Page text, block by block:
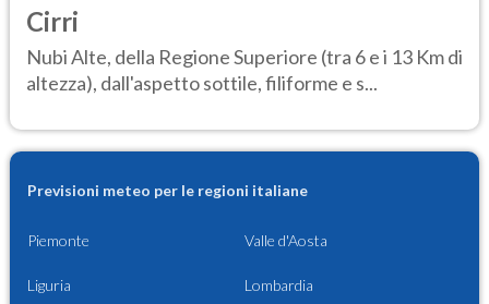
Cirri
Nubi Alte, della Regione Superiore (tra 6 e i 13 Km di
altezza), dall'aspetto sottile, filiforme e s...
Previsioni meteo per le regioni italiane
Piemonte Valle d'Aosta
Liguria Lombardia